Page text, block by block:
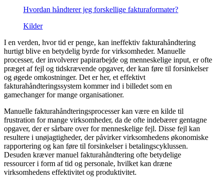
Til e-conomic
Til Helios
Vis 4 mere
Til Business Central
Partnermulighed
E-faktura
Digiflow
Rådgivning
Systemer
Tilskud
E-faktura
Complianceguide 2025
Hvordan håndterer jeg forskellige fakturaformater?
Kilder
I en verden, hvor tid er penge, kan ineffektiv fakturahåndtering
hurtigt blive en betydelig byrde for virksomheder. Manuelle
processer, der involverer papirarbejde og menneskelige input, er ofte
præget af fejl og tidskrævende opgaver, der kan føre til forsinkelser
og øgede omkostninger. Det er her, et effektivt
fakturahåndteringssystem kommer ind i billedet som en
gamechanger for mange organisationer.
Manuelle fakturahåndteringsprocesser kan være en kilde til
frustration for mange virksomheder, da de ofte indebærer gentagne
opgaver, der er sårbare over for menneskelige fejl. Disse fejl kan
resultere i unøjagtigheder, der påvirker virksomhedens økonomiske
rapportering og kan føre til forsinkelser i betalingscyklussen.
Desuden kræver manuel fakturahåndtering ofte betydelige
ressourcer i form af tid og personale, hvilket kan dræne
virksomhedens effektivitet og produktivitet.